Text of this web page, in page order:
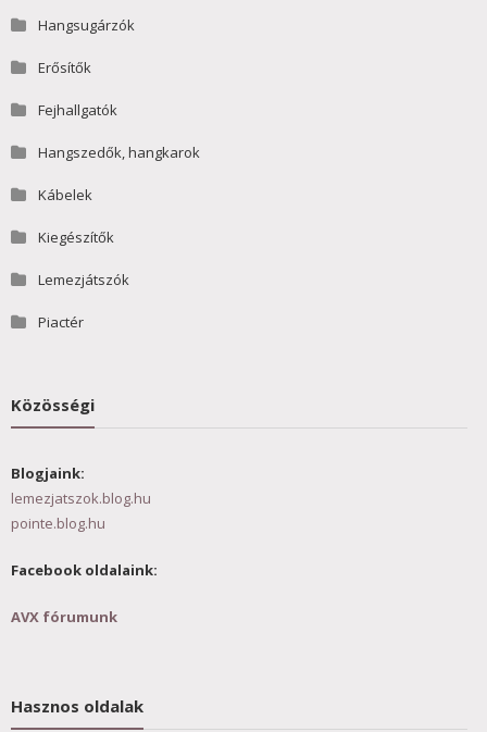
Hangsugárzók
Erősítők
Fejhallgatók
Hangszedők, hangkarok
Kábelek
Kiegészítők
Lemezjátszók
Piactér
Közösségi
Blogjaink:
lemezjatszok.blog.hu
pointe.blog.hu
Facebook oldalaink:
AVX fórumunk
Hasznos oldalak